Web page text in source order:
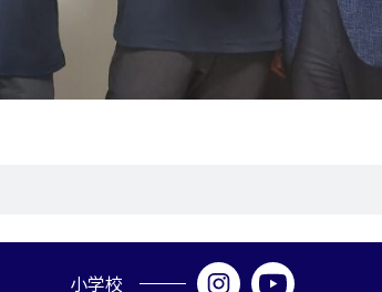
小学校